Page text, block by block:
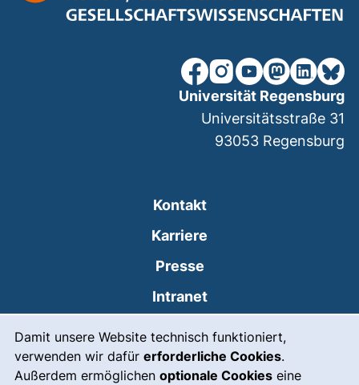
Damit unsere Website technisch funktioniert,
verwenden wir dafür erforderliche Cookies.
Außerdem ermöglichen optionale Cookies eine
unsere Facebook-Seite
unsere Instagram-
unsere YouTube-
unsereunsere
Kontakt
Karriere
Presse
Intranet(externer Link, öffnet
Leichte Sprache
Universität Regensburg
Universitätsstraße 31
93053 Regensburg